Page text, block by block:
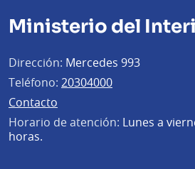
Ministerio del
Dirección: Mercedes 993
Teléfono: 20304000
Contacto
Horario de atención: Lunes a
horas.